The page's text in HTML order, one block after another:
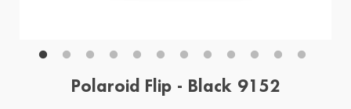
Polaroid Flip - Black 9152